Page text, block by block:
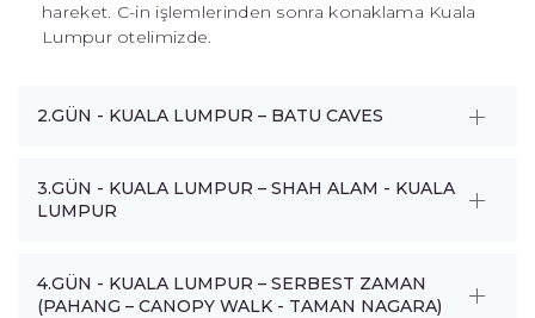
hareket. C-in işlemlerinden sonra konaklama Kuala
Lumpur otelimizde.
2.GÜN - KUALA LUMPUR – BATU CAVES
3.GÜN - KUALA LUMPUR – SHAH ALAM - KUALA
LUMPUR
4.GÜN - KUALA LUMPUR – SERBEST ZAMAN
(PAHANG – CANOPY WALK - TAMAN NAGARA)